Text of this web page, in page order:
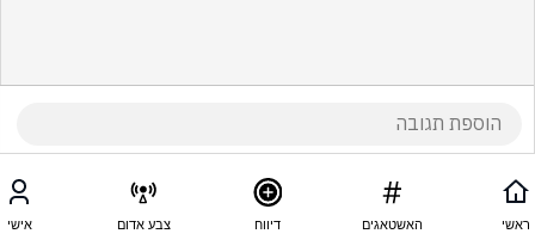
ראשי האשטאגים דיווח צבע אדום אישי